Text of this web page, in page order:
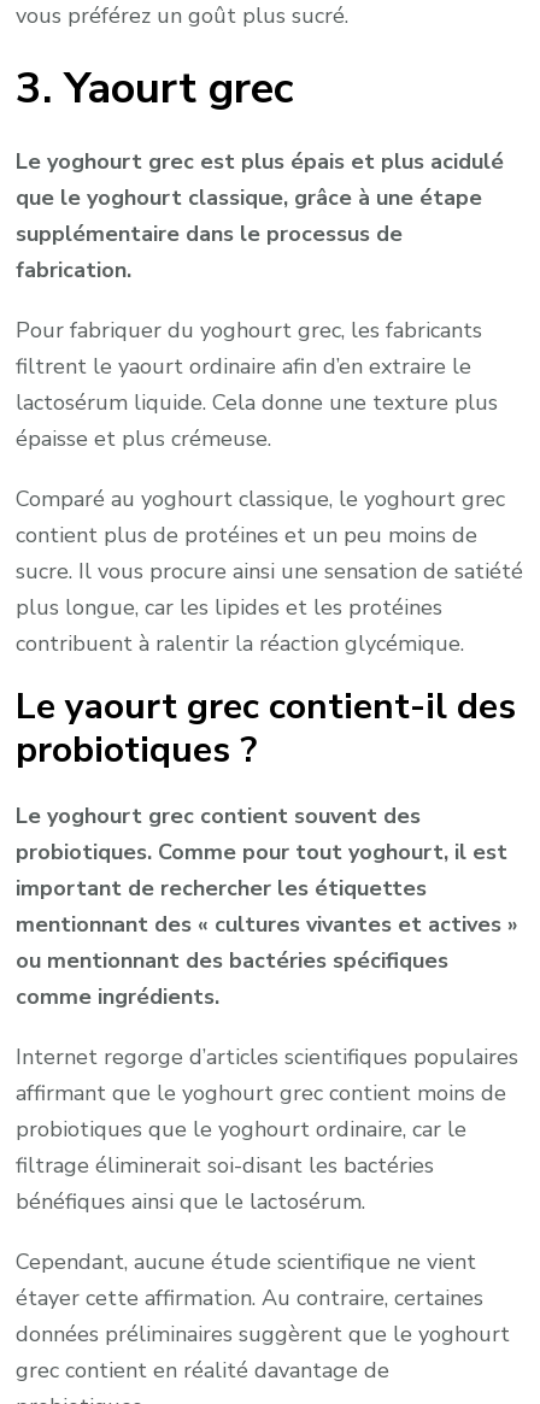
vous préférez un goût plus sucré.
3. Yaourt grec
Le yoghourt grec est plus épais et plus acidulé
que le yoghourt classique, grâce à une étape
supplémentaire dans le processus de
fabrication.
Pour fabriquer du yoghourt grec, les fabricants
filtrent le yaourt ordinaire afin d’en extraire le
lactosérum liquide. Cela donne une texture plus
épaisse et plus crémeuse.
Comparé au yoghourt classique, le yoghourt grec
contient plus de protéines et un peu moins de
sucre. Il vous procure ainsi une sensation de satiété
plus longue, car les lipides et les protéines
contribuent à ralentir la réaction glycémique.
Le yaourt grec contient-il des
probiotiques ?
Le yoghourt grec contient souvent des
probiotiques. Comme pour tout yoghourt, il est
important de rechercher les étiquettes
mentionnant des « cultures vivantes et actives »
ou mentionnant des bactéries spécifiques
comme ingrédients.
Internet regorge d’articles scientifiques populaires
affirmant que le yoghourt grec contient moins de
probiotiques que le yoghourt ordinaire, car le
filtrage éliminerait soi-disant les bactéries
bénéfiques ainsi que le lactosérum.
Cependant, aucune étude scientifique ne vient
étayer cette affirmation. Au contraire, certaines
données préliminaires suggèrent que le yoghourt
grec contient en réalité davantage de